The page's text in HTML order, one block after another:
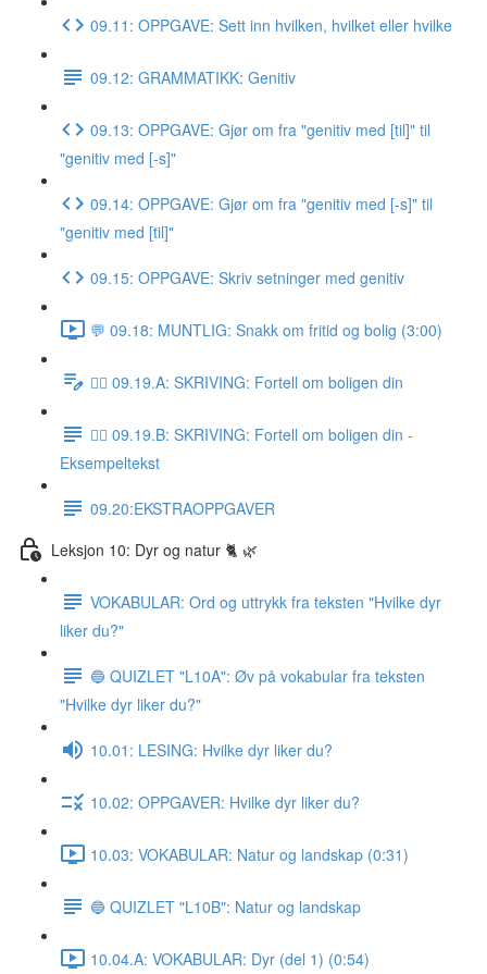
09.11: OPPGAVE: Sett inn hvilken, hvilket eller hvilke
09.12: GRAMMATIKK: Genitiv
09.13: OPPGAVE: Gjør om fra "genitiv med [til]" til
"genitiv med [-s]"
09.14: OPPGAVE: Gjør om fra "genitiv med [-s]" til
"genitiv med [til]"
09.15: OPPGAVE: Skriv setninger med genitiv
💬 09.18: MUNTLIG: Snakk om fritid og bolig (3:00)
✍🏼 09.19.A: SKRIVING: Fortell om boligen din
✍🏼 09.19.B: SKRIVING: Fortell om boligen din -
Eksempeltekst
09.20:EKSTRAOPPGAVER
Leksjon 10: Dyr og natur 🐈 🌿
VOKABULAR: Ord og uttrykk fra teksten "Hvilke dyr
liker du?"
🔵 QUIZLET "L10A": Øv på vokabular fra teksten
"Hvilke dyr liker du?"
10.01: LESING: Hvilke dyr liker du?
10.02: OPPGAVER: Hvilke dyr liker du?
10.03: VOKABULAR: Natur og landskap (0:31)
🔵 QUIZLET "L10B": Natur og landskap
10.04.A: VOKABULAR: Dyr (del 1) (0:54)